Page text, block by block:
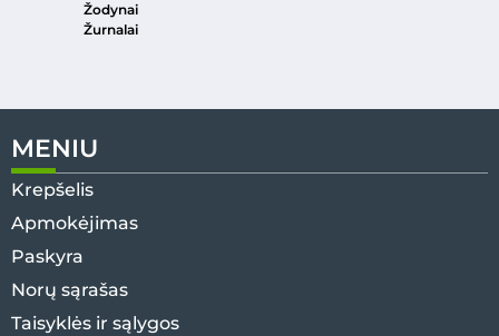
Žodynai
Žurnalai
MENIU
Krepšelis
Apmokėjimas
Paskyra
Norų sąrašas
Taisyklės ir sąlygos